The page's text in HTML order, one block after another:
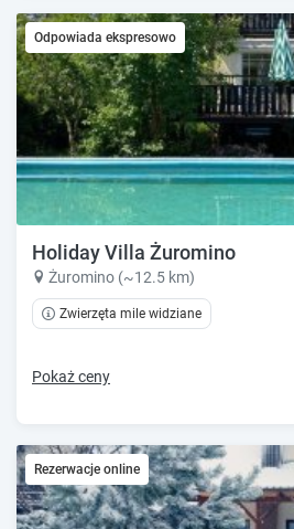
Odpowiada ekspresowo
Holiday Villa Żuromino
Żuromino (~12.5 km)
Zwierzęta mile widziane
Pokaż ceny
Rezerwacje online